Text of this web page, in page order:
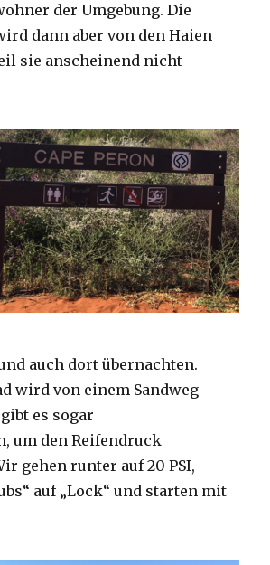
der Umgebung. Die
dann aber von den Haien
sie anscheinend nicht
auch dort übernachten.
wird von einem Sandweg
es sogar
um den Reifendruck
gehen runter auf 20 PSI,
auf „Lock“ und starten mit